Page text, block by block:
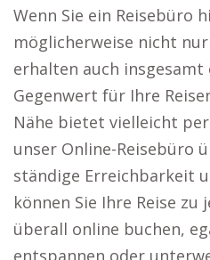
Wenn Sie ein Reisebüro
möglicherweise nicht
erhalten auch insgesamt
Gegenwert für Ihre
Nähe bietet vielleicht
unser Online-Reisebüro
ständige Erreichbarkeit
können Sie Ihre Reise zu
überall online buchen,
entspannen oder